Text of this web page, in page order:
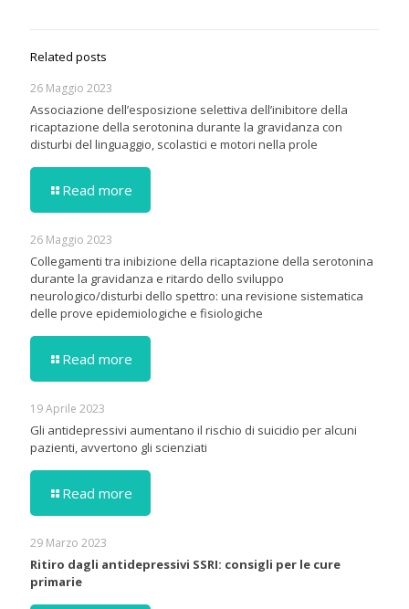
Related posts
26 Maggio 2023
Associazione dell’esposizione selettiva dell’inibitore della
ricaptazione della serotonina durante la gravidanza con
disturbi del linguaggio, scolastici e motori nella prole
Read more
26 Maggio 2023
Collegamenti tra inibizione della ricaptazione della serotonina
durante la gravidanza e ritardo dello sviluppo
neurologico/disturbi dello spettro: una revisione sistematica
delle prove epidemiologiche e fisiologiche
Read more
19 Aprile 2023
Gli antidepressivi aumentano il rischio di suicidio per alcuni
pazienti, avvertono gli scienziati
Read more
29 Marzo 2023
Ritiro dagli antidepressivi SSRI: consigli per le cure
primarie